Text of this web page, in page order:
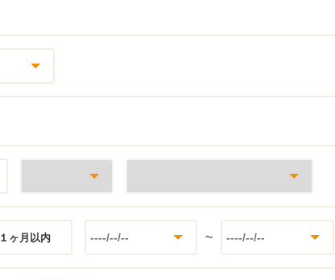
１ヶ月以内 ~